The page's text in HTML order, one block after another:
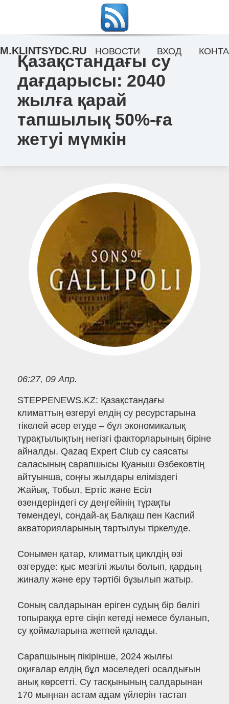
Қазақстандағы су
дағдарысы: 2040
жылға қарай
тапшылық 50%-ға
жетуі мүмкін
06:27, 09 Апр.
STEPPENEWS.KZ: Қазақстандағы
климаттың өзгеруі елдің су ресурстарына
тікелей әсер етуде – бұл экономикалық
тұрақтылықтың негізгі факторларының біріне
айналды. Qazaq Expert Club су саясаты
саласының сарапшысы Қуаныш Өзбековтің
айтуынша, соңғы жылдары еліміздегі
Жайық, Тобыл, Ертіс және Есіл
өзендеріндегі су деңгейінің тұрақты
төмендеуі, сондай-ақ Балқаш пен Каспий
акваторияларының тартылуы тіркелуде.
Сонымен қатар, климаттық циклдің өзі
өзгеруде: қыс мезгілі жылы болып, қардың
жиналу және еру тәртібі бұзылып жатыр.
Соның салдарынан еріген судың бір бөлігі
топыраққа ерте сіңіп кетеді немесе буланып,
су қоймаларына жетпей қалады.
Сарапшының пікірінше, 2024 жылғы
оқиғалар елдің бұл мәселедегі осалдығын
анық көрсетті. Су тасқынының салдарынан
170 мыңнан астам адам үйлерін тастап
M.KLINTSYDC.RU НОВОСТИ ВХОД